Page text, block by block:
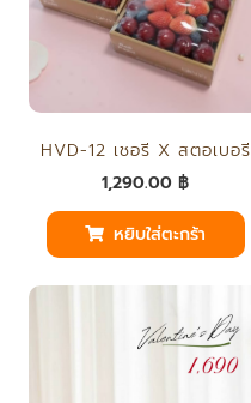
HVD-12 เชอรี่ X สตอเบอรี่
1,290.00฿
หยิบใส่ตะกร้า